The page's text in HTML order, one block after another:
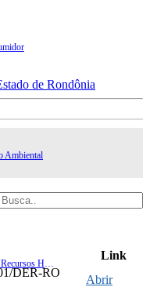
Ambiental
Link
DER-RO
Abrir